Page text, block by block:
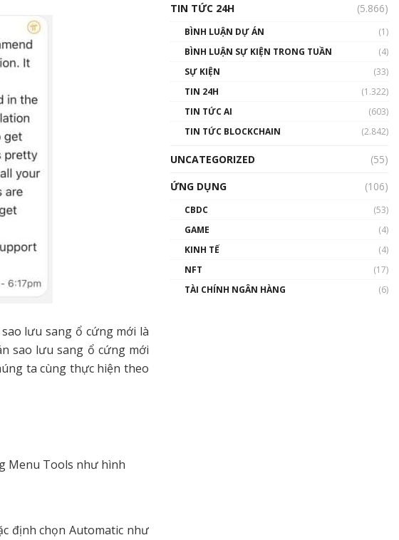
lưu sang ổ cứng mới là
sao lưu sang ổ cứng mới
ta cùng thực hiện theo
Menu Tools như hình
định chọn Automatic như
01:49:30
Talkshow 14: MemeCoin –
TIN TỨC 24H
(5.866)
BÌNH LUẬN DỰ ÁN
(1)
BÌNH LUẬN SỰ KIỆN TRONG TUẦN
(4)
SỰ KIỆN
(33)
TIN 24H
(1.322)
TIN TỨC AI
(603)
TIN TỨC BLOCKCHAIN
(2.842)
UNCATEGORIZED
(55)
ỨNG DỤNG
(106)
CBDC
(53)
GAME
(4)
KINH TẾ
(4)
NFT
(17)
TÀI CHÍNH NGÂN HÀNG
(6)